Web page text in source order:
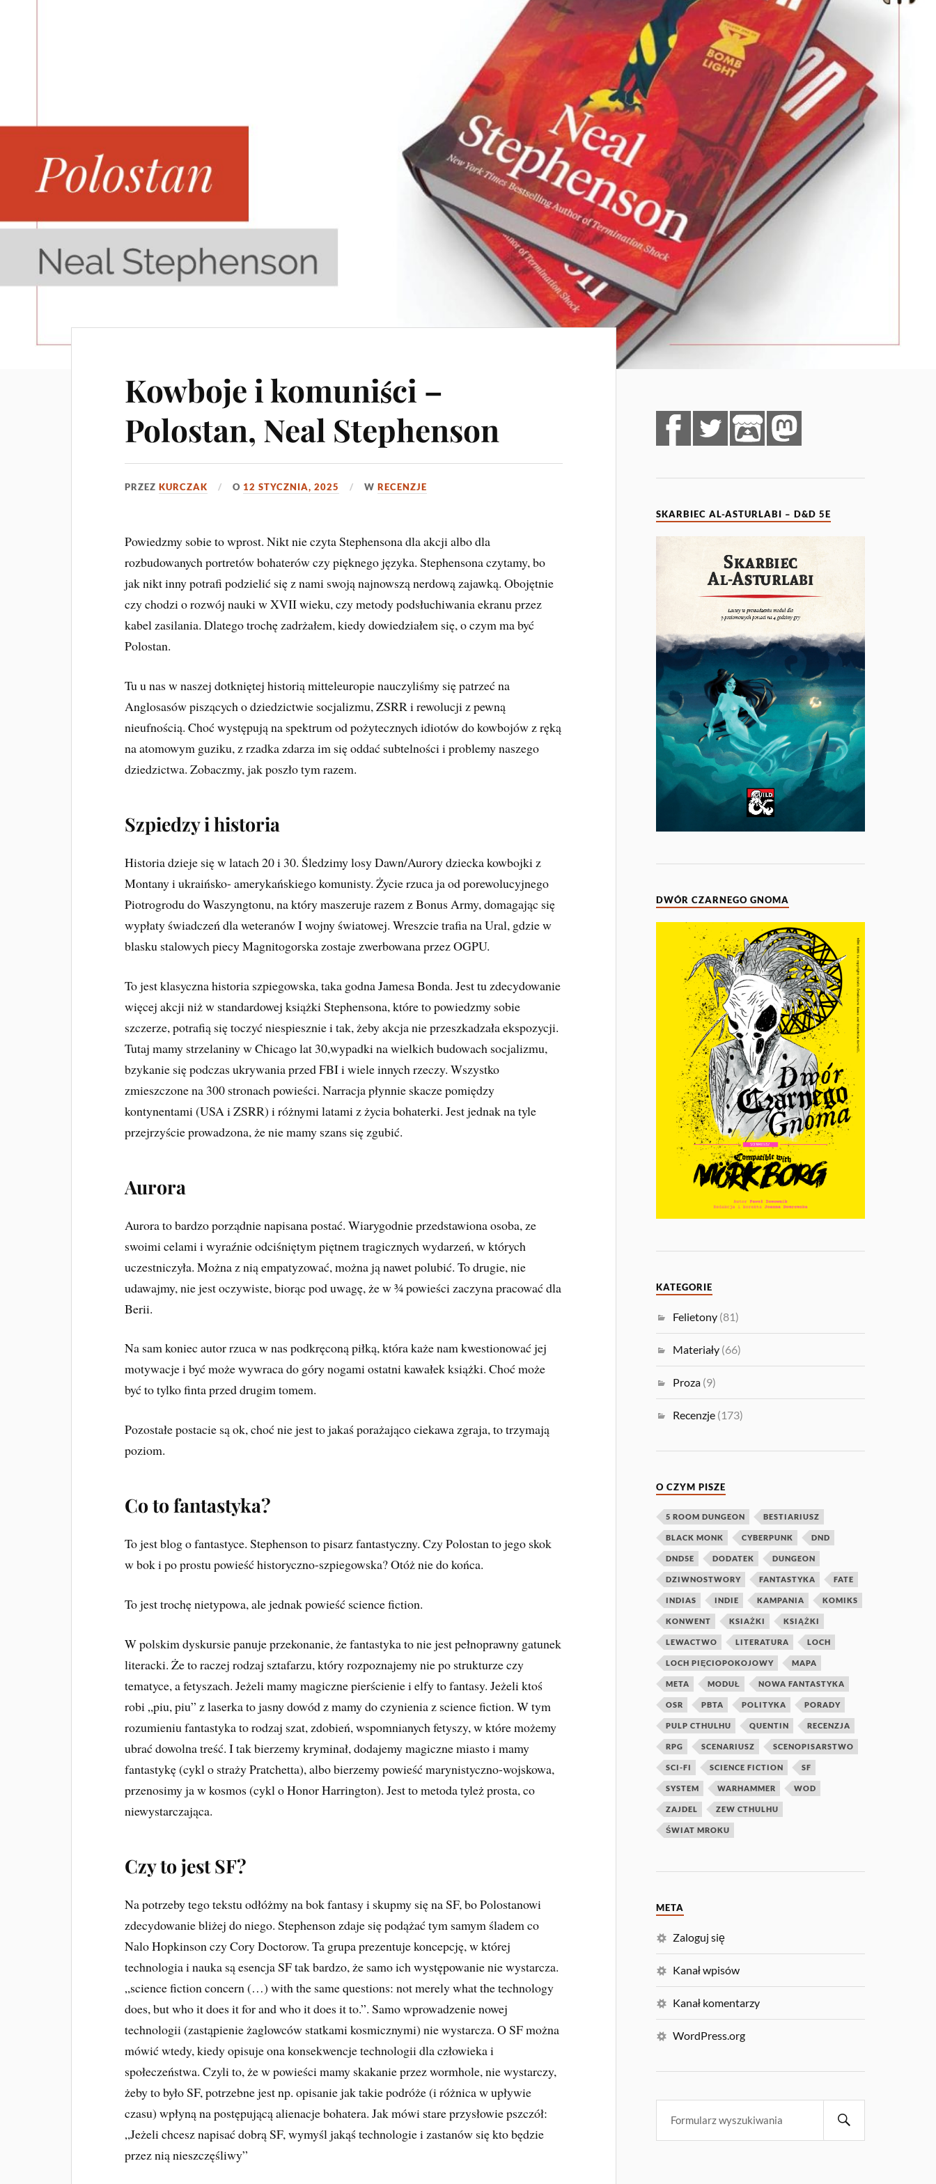
Kowboje i komuniści –
Polostan, Neal Stephenson
PRZEZKURCZAK O 12 STYCZNIA, 2025 WRECENZJE
Powiedzmy sobie to wprost. Nikt nie czyta Stephensona dla akcji albo dla
rozbudowanych portretów bohaterów czy pięknego języka. Stephensona czytamy, bo
jak nikt inny potrafi podzielić się z nami swoją najnowszą nerdową zajawką. Obojętnie
czy chodzi o rozwój nauki w XVII wieku, czy metody podsłuchiwania ekranu przez
kabel zasilania. Dlatego trochę zadrżałem, kiedy dowiedziałem się, o czym ma być
Polostan.
Tu u nas w naszej dotkniętej historią mitteleuropie nauczyliśmy się patrzeć na
Anglosasów piszących o dziedzictwie socjalizmu, ZSRR i rewolucji z pewną
nieufnością. Choć występują na spektrum od pożytecznych idiotów do kowbojów z ręką
na atomowym guziku, z rzadka zdarza im się oddać subtelności i problemy naszego
dziedzictwa. Zobaczmy, jak poszło tym razem.
Szpiedzy i historia
Historia dzieje się w latach 20 i 30. Śledzimy losy Dawn/Aurory dziecka kowbojki z
Montany i ukraińsko- amerykańskiego komunisty. Życie rzuca ja od porewolucyjnego
Piotrogrodu do Waszyngtonu, na który maszeruje razem z Bonus Army, domagając się
wypłaty świadczeń dla weteranów I wojny światowej. Wreszcie trafia na Ural, gdzie w
blasku stalowych piecy Magnitogorska zostaje zwerbowana przez OGPU.
To jest klasyczna historia szpiegowska, taka godna Jamesa Bonda. Jest tu zdecydowanie
więcej akcji niż w standardowej książki Stephensona, które to powiedzmy sobie
szczerze, potrafią się toczyć niespiesznie i tak, żeby akcja nie przeszkadzała ekspozycji.
Tutaj mamy strzelaniny w Chicago lat 30,wypadki na wielkich budowach socjalizmu,
bzykanie się podczas ukrywania przed FBI i wiele innych rzeczy. Wszystko
zmieszczone na 300 stronach powieści. Narracja płynnie skacze pomiędzy
kontynentami (USA i ZSRR) i różnymi latami z życia bohaterki. Jest jednak na tyle
przejrzyście prowadzona, że nie mamy szans się zgubić.
Aurora
Aurora to bardzo porządnie napisana postać. Wiarygodnie przedstawiona osoba, ze
swoimi celami i wyraźnie odciśniętym piętnem tragicznych wydarzeń, w których
uczestniczyła. Można z nią empatyzować, można ją nawet polubić. To drugie, nie
udawajmy, nie jest oczywiste, biorąc pod uwagę, że w ¾ powieści zaczyna pracować dla
Berii.
Na sam koniec autor rzuca w nas podkręconą piłką, która każe nam kwestionować jej
motywacje i być może wywraca do góry nogami ostatni kawałek książki. Choć może
być to tylko finta przed drugim tomem.
Pozostałe postacie są ok, choć nie jest to jakaś porażająco ciekawa zgraja, to trzymają
poziom.
Co to fantastyka?
To jest blog o fantastyce. Stephenson to pisarz fantastyczny. Czy Polostan to jego skok
w bok i po prostu powieść historyczno-szpiegowska? Otóż nie do końca.
To jest trochę nietypowa, ale jednak powieść science fiction.
W polskim dyskursie panuje przekonanie, że fantastyka to nie jest pełnoprawny gatunek
literacki. Że to raczej rodzaj sztafarzu, który rozpoznajemy nie po strukturze czy
tematyce, a fetyszach. Jeżeli mamy magiczne pierścienie i elfy to fantasy. Jeżeli ktoś
robi „piu, piu” z laserka to jasny dowód z mamy do czynienia z science fiction. W tym
rozumieniu fantastyka to rodzaj szat, zdobień, wspomnianych fetyszy, w które możemy
ubrać dowolna treść. I tak bierzemy kryminał, dodajemy magiczne miasto i mamy
fantastykę (cykl o straży Pratchetta), albo bierzemy powieść marynistyczno-wojskowa,
przenosimy ja w kosmos (cykl o Honor Harrington). Jest to metoda tyleż prosta, co
niewystarczająca.
Czy to jest SF?
Na potrzeby tego tekstu odłóżmy na bok fantasy i skupmy się na SF, bo Polostanowi
zdecydowanie bliżej do niego. Stephenson zdaje się podążać tym samym śladem co
Nalo Hopkinson czy Cory Doctorow. Ta grupa prezentuje koncepcję, w której
technologia i nauka są esencja SF tak bardzo, że samo ich występowanie nie wystarcza.
„science fiction concern (…) with the same questions: not merely what the technology
does, but who it does it for and who it does it to.”. Samo wprowadzenie nowej
technologii (zastąpienie żaglowców statkami kosmicznymi) nie wystarcza. O SF można
mówić wtedy, kiedy opisuje ona konsekwencje technologii dla człowieka i
społeczeństwa. Czyli to, że w powieści mamy skakanie przez wormhole, nie wystarczy,
żeby to było SF, potrzebne jest np. opisanie jak takie podróże (i różnica w upływie
czasu) wpłyną na postępującą alienacje bohatera. Jak mówi stare przysłowie pszczół:
„Jeżeli chcesz napisać dobrą SF, wymyśl jakąś technologie i zastanów się kto będzie
przez nią nieszczęśliwy”
SKARBIEC AL-ASTURLABI – D&D 5E
DWÓR CZARNEGO GNOMA
KATEGORIE
Felietony (81)
Materiały (66)
Proza (9)
Recenzje (173)
O CZYM PISZE
5 ROOM DUNGEON BESTIARIUSZ
BLACK MONK CYBERPUNK DND
DND5E DODATEK DUNGEON
DZIWNOSTWORY FANTASTYKA FATE
INDIAS INDIE KAMPANIA KOMIKS
KONWENT KSIAŻKI KSIĄŻKI
LEWACTWO LITERATURA LOCH
LOCH PIĘCIOPOKOJOWY MAPA
META MODUŁ NOWA FANTASTYKA
OSR PBTA POLITYKA PORADY
PULP CTHULHU QUENTIN RECENZJA
RPG SCENARIUSZ SCENOPISARSTWO
SCI-FI SCIENCE FICTION SF
SYSTEM WARHAMMER WOD
ZAJDEL ZEW CTHULHU
ŚWIAT MROKU
META
Zaloguj się
Kanał wpisów
Kanał komentarzy
WordPress.org